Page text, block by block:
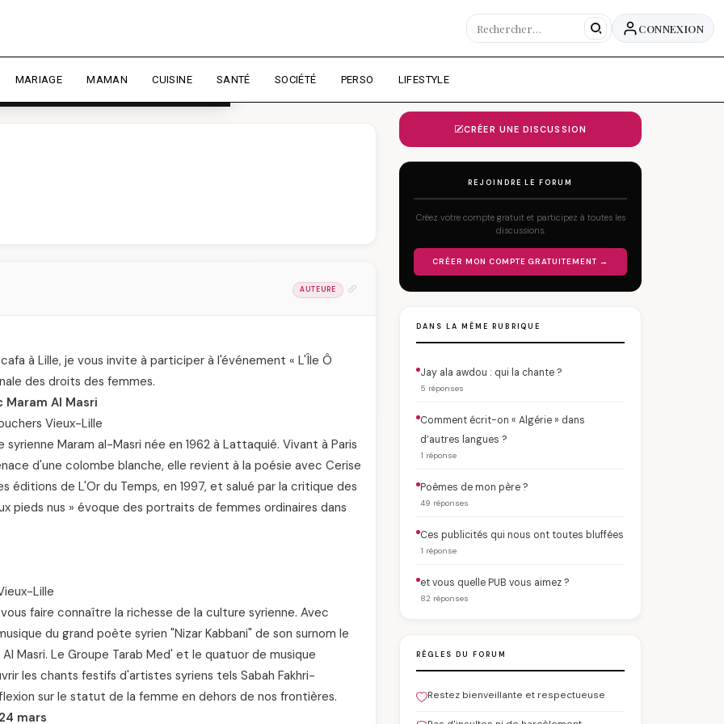
CONNEXION
MARIAGE MAMAN CUISINE SANTÉ SOCIÉTÉ PERSO LIFESTYLE
AUTEURE
à Lille, je vous invite à participer à l'événement « L'Île Ô
des droits des femmes.
Maram Al Masri
Vieux-Lille
Maram al-Masri née en 1962 à Lattaquié. Vivant à Paris
d'une colombe blanche, elle revient à la poésie avec Cerise
éditions de L'Or du Temps, en 1997, et salué par la critique des
pieds nus » évoque des portraits de femmes ordinaires dans
Lille
faire connaître la richesse de la culture syrienne. Avec
du grand poète syrien "Nizar Kabbani" de son surnom le
Masri. Le Groupe Tarab Med' et le quatuor de musique
les chants festifs d'artistes syriens tels Sabah Fakhri-
sur le statut de la femme en dehors de nos frontières.
mars
CRÉER UNE DISCUSSION
REJOINDRE LE FORUM
Créez votre compte gratuit et participez à toutes les
discussions.
CRÉER MON COMPTE GRATUITEMENT →
DANS LA MÊME RUBRIQUE
Jay ala awdou : qui la chante ?
5 réponses
Comment écrit-on « Algérie » dans
d’autres langues ?
1 réponse
Poèmes de mon père ?
49 réponses
Ces publicités qui nous ont toutes bluffées
1 réponse
et vous quelle PUB vous aimez ?
82 réponses
RÈGLES DU FORUM
Restez bienveillante et respectueuse